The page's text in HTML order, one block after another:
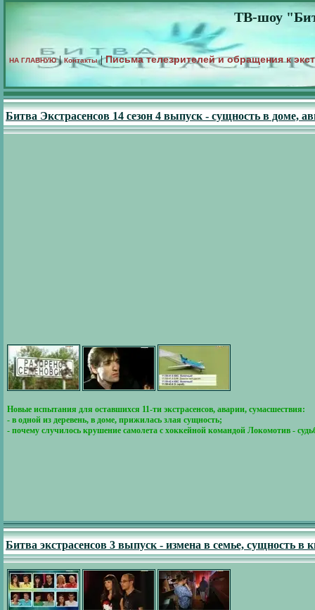
ТВ-шоу
НА ГЛАВНУЮ|Контакты|Письма телезрителей и обращения к
Битва Экстрасенсов 14 сезон 4 выпуск - сущность в доме,
Новые испытания для оставшихся 11-ти экстрасенсов, аварии, сумасшествия:
- в одной из деревень, в доме, прижилась злая сущность;
- почему случилось крушение самолета с хоккейной командой Локомотив -
Битва экстрасенсов 3 выпуск - измена в семье, сущность в